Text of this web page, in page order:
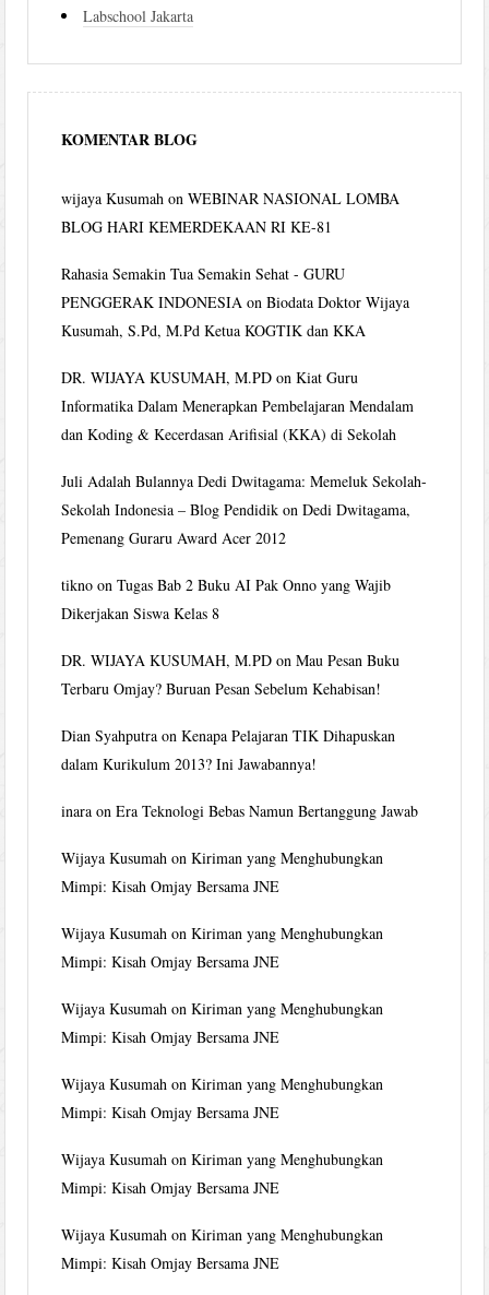
Labschool Jakarta
KOMENTAR BLOG
wijaya Kusumah onWEBINAR NASIONAL LOMBA
BLOG HARI KEMERDEKAAN RI KE-81
Rahasia Semakin Tua Semakin Sehat - GURU
PENGGERAK INDONESIA onBiodata Doktor Wijaya
Kusumah, S.Pd, M.Pd Ketua KOGTIK dan KKA
DR. WIJAYA KUSUMAH, M.PD onKiat Guru
Informatika Dalam Menerapkan Pembelajaran Mendalam
dan Koding & Kecerdasan Arifisial (KKA) di Sekolah
Juli Adalah Bulannya Dedi Dwitagama: Memeluk Sekolah-
Sekolah Indonesia – Blog Pendidik onDedi Dwitagama,
Pemenang Guraru Award Acer 2012
tikno onTugas Bab 2 Buku AI Pak Onno yang Wajib
Dikerjakan Siswa Kelas 8
DR. WIJAYA KUSUMAH, M.PD onMau Pesan Buku
Terbaru Omjay? Buruan Pesan Sebelum Kehabisan!
Dian Syahputra onKenapa Pelajaran TIK Dihapuskan
dalam Kurikulum 2013? Ini Jawabannya!
inara onEra Teknologi Bebas Namun Bertanggung Jawab
Wijaya Kusumah onKiriman yang Menghubungkan
Mimpi: Kisah Omjay Bersama JNE
Wijaya Kusumah onKiriman yang Menghubungkan
Mimpi: Kisah Omjay Bersama JNE
Wijaya Kusumah onKiriman yang Menghubungkan
Mimpi: Kisah Omjay Bersama JNE
Wijaya Kusumah onKiriman yang Menghubungkan
Mimpi: Kisah Omjay Bersama JNE
Wijaya Kusumah onKiriman yang Menghubungkan
Mimpi: Kisah Omjay Bersama JNE
Wijaya Kusumah onKiriman yang Menghubungkan
Mimpi: Kisah Omjay Bersama JNE